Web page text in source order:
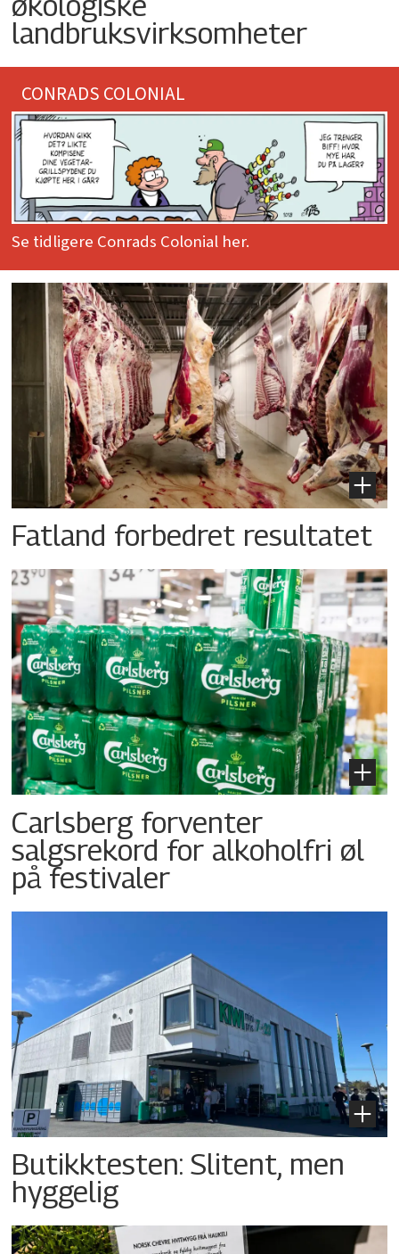
landbruksvirksomheter
CONRADS COLONIAL
Se tidligere Conrads Colonial her.
Fatland forbedret resultatet
Carlsberg forventer
salgsrekord for alkoholfri øl
på festivaler
Butikktesten: Slitent, men
hyggelig